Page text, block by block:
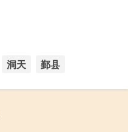
洞天 鄞县